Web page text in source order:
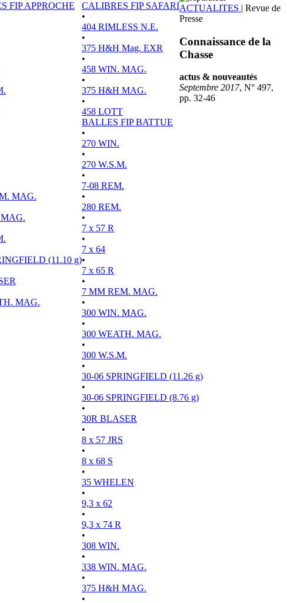
FIP APPROCHE
MAG.
(11.10 g)
MAG.
CALIBRES FIP SAFARI
•
404 RIMLESS N.E.
•
375 H&H Mag. EXR
•
458 WIN. MAG.
•
375 H&H MAG.
•
458 LOTT
BALLES FIP BATTUE
•
270 WIN.
•
270 W.S.M.
•
7-08 REM.
•
280 REM.
•
7 x 57 R
•
7 x 64
•
7 x 65 R
•
7 MM REM. MAG.
•
300 WIN. MAG.
•
300 WEATH. MAG.
•
300 W.S.M.
•
30-06 SPRINGFIELD (11.26 g)
•
30-06 SPRINGFIELD (8.76 g)
•
30R BLASER
•
8 x 57 JRS
•
8 x 68 S
•
35 WHELEN
•
9,3 x 62
•
9,3 x 74 R
•
308 WIN.
•
338 WIN. MAG.
•
375 H&H MAG.
•
ACTUALITES | Revue de
Presse
Connaissance de la
Chasse
actus & nouveautés
Septembre 2017, N° 497,
pp. 32-46